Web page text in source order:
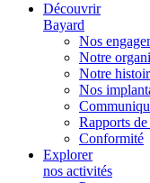
Découvrir
Bayard
Nos
Notre
Notre
Nos
Rapports
Conformité
Explorer
nos activités